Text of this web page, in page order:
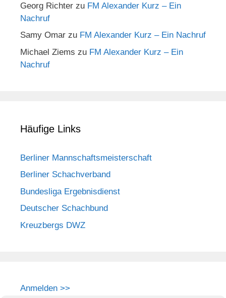
Georg Richter zu FM Alexander Kurz – Ein
Nachruf
Samy Omar zu FM Alexander Kurz – Ein Nachruf
Michael Ziems zu FM Alexander Kurz – Ein
Nachruf
Häufige Links
Berliner Mannschaftsmeisterschaft
Berliner Schachverband
Bundesliga Ergebnisdienst
Deutscher Schachbund
Kreuzbergs DWZ
Anmelden >>